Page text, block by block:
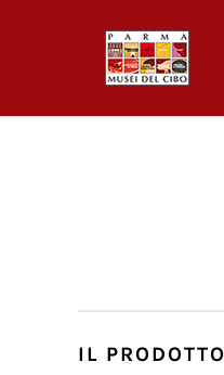
IL PRODOTTO